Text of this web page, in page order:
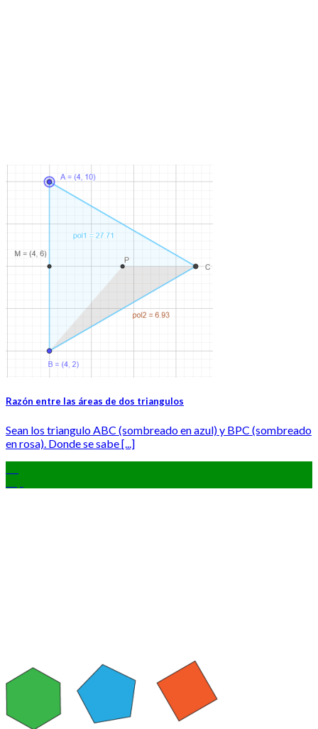
Razón entre las áreas de dos triangulos
Sean los triangulo ABC (sombreado en azul) y BPC (sombreado
en rosa). Donde se sabe [...]